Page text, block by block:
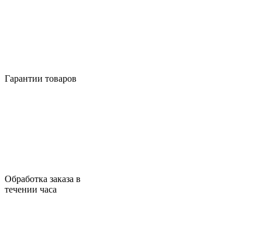
Гарантии товаров
Обработка заказа в
течении часа